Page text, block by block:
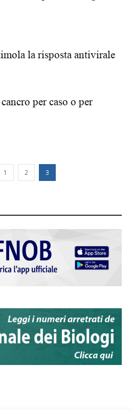
la risposta antivirale
per caso o per
1 2 3